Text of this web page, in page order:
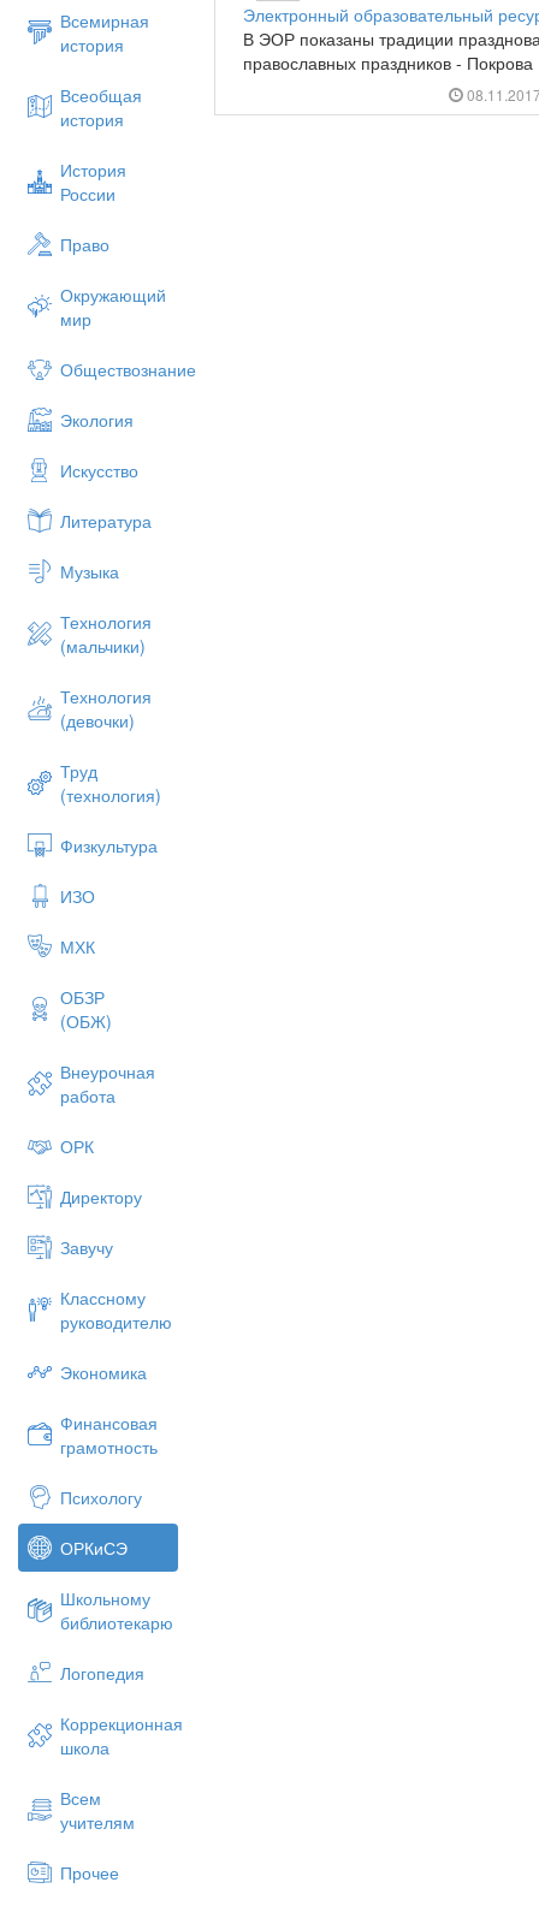
Всемирная
история
Всеобщая
история
История
России
Право
Окружающий
мир
Обществознание
Экология
Искусство
Литература
Музыка
Технология
(мальчики)
Технология
(девочки)
Труд
(технология)
Физкультура
ИЗО
МХК
ОБЗР
(ОБЖ)
Внеурочная
работа
ОРК
Директору
Завучу
Классному
руководителю
Экономика
Финансовая
грамотность
Психологу
ОРКиСЭ
Школьному
библиотекарю
Логопедия
Коррекционная
школа
Всем
учителям
Прочее
Электронный образовательный
В ЭОР показаны традиции
православных праздников -